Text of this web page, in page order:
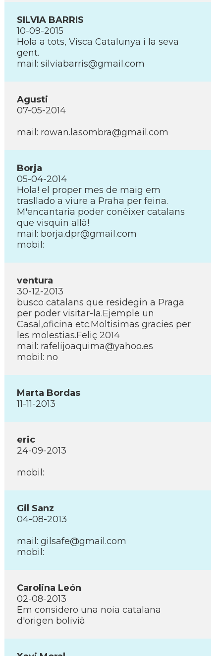
SILVIA BARRIS
10-09-2015
Hola a tots, Visca Catalunya i la seva
gent.
mail: silviabarris@gmail.com
Agusti
07-05-2014
mail: rowan.lasombra@gmail.com
Borja
05-04-2014
Hola! el proper mes de maig em
trasllado a viure a Praha per feina.
M'encantaria poder conèixer catalans
que visquin allà!
mail: borja.dpr@gmail.com
mobil:
ventura
30-12-2013
busco catalans que residegin a Praga
per poder visitar-la.Ejemple un
Casal,oficina etc.Moltisimas gracies per
les molestias.Feliç 2014
mail: rafelijoaquima@yahoo.es
mobil: no
Marta Bordas
11-11-2013
eric
24-09-2013
mobil:
Gil Sanz
04-08-2013
mail: gilsafe@gmail.com
mobil:
Carolina León
02-08-2013
Em considero una noia catalana
d'origen bolivià